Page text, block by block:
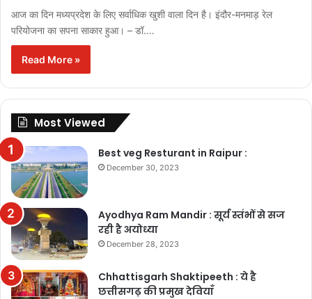
आज का दिन मध्यप्रदेश के लिए सर्वाधिक खुशी वाला दिन है। इंदौर-मनमाड़ रेल
परियोजना का सपना साकार हुआ। – डॉ.…
Read More »
Most Viewed
Best veg Resturant in Raipur :
December 30, 2023
Ayodhya Ram Mandir : सूर्य स्तंभों से सज
रही है अयोध्या
December 28, 2023
Chhattisgarh Shaktipeeth : ये है
छत्तीसगढ़ की प्रमुख देवियाँ